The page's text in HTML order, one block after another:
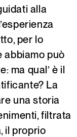
alla
per lo
abbiamo può
ma qual’ è il
La
una storia
filtrata
il proprio